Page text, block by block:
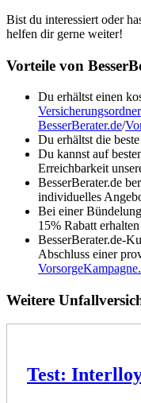
Bist du interessiert oder
helfen dir gerne weiter!
Vorteile von
Du erhältst einen
Versicherungsordner
BesserBerater.de/
Du erhältst die
Du kannst auf
Erreichbarkeit
BesserBerater.de
individuelles
Bei einer
15% Rabatt erhalten
BesserBerater.de-
Abschluss einer
Weitere
Test: